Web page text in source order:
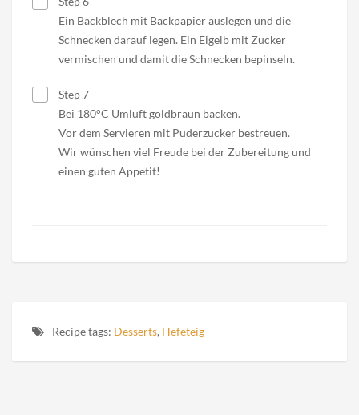
Ein Backblech mit Backpapier auslegen und die
Schnecken darauf legen. Ein Eigelb mit Zucker
vermischen und damit die Schnecken bepinseln.
Step 7
Bei 180°C Umluft goldbraun backen.
Vor dem Servieren mit Puderzucker bestreuen.
Wir wünschen viel Freude bei der Zubereitung und
einen guten Appetit!
Recipe tags: Desserts, Hefeteig